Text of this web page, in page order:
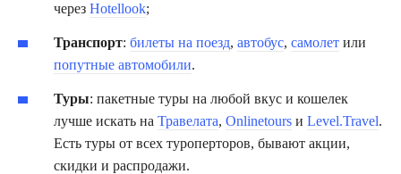
через Hotellook;
Транспорт: билеты на поезд, автобус, самолет или
попутные автомобили.
Туры: пакетные туры на любой вкус и кошелек
лучше искать на Травелата, Onlinetours и Level.Travel.
Есть туры от всех туроперторов, бывают акции,
скидки и распродажи.